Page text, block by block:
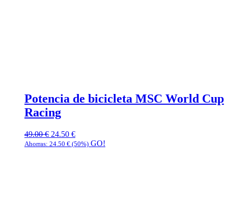
Potencia de bicicleta MSC World Cup
Racing
49.00€ 24.50 €
Ahorras: 24.50 € (50%) GO!